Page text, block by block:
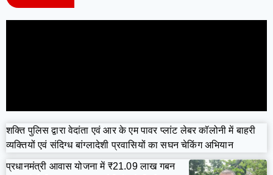
शक्ति पुलिस द्वारा वेदांता एवं आर के एम पावर प्लांट लेबर कॉलोनी में बाहरी
व्यक्तियों एवं संदिग्ध बांग्लादेशी प्रवासियों का सघन चेकिंग अभियान
प्रधानमंत्री आवास योजना में ₹21.09 लाख गबन